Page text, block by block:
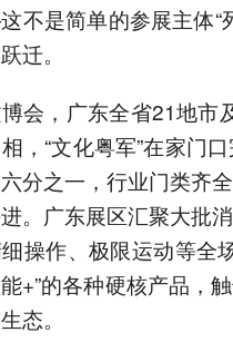
是简单的参展主体“
迁。
会，广东全省21地市
，“文化粤军”在家门
分之一，行业门类齐
。广东展区汇聚大批
操作、极限运动等全
+”的各种硬核产品，
态。